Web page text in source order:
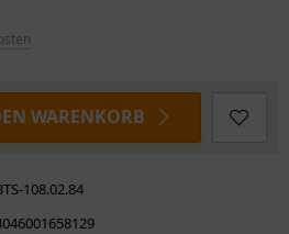
WARENKORB
108.02.84